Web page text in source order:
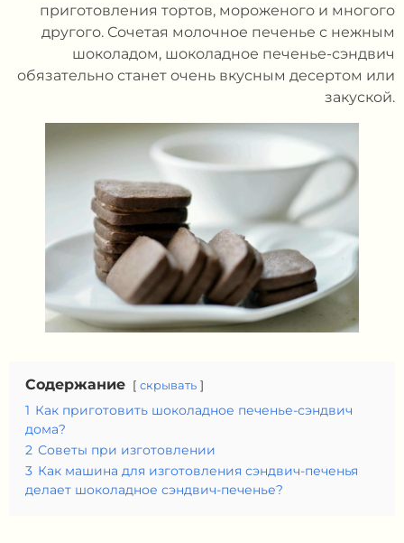
приготовления тортов, мороженого и многого
другого. Сочетая молочное печенье с нежным
шоколадом, шоколадное печенье-сэндвич
обязательно станет очень вкусным десертом или
закуской.
Содержание скрывать
1 Как приготовить шоколадное печенье-сэндвич
дома?
2 Советы при изготовлении
3 Как машина для изготовления сэндвич-печенья
делает шоколадное сэндвич-печенье?